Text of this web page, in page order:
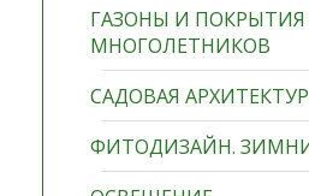
ГАЗОНЫ И ПОКРЫТИЯ
МНОГОЛЕТНИКОВ
САДОВАЯ
ФИТОДИЗАЙН.